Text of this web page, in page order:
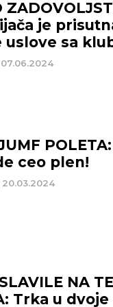
07.06.2024
je
uslove sa
20.03.2024
ceo plen!
NA
Trka u dvoje